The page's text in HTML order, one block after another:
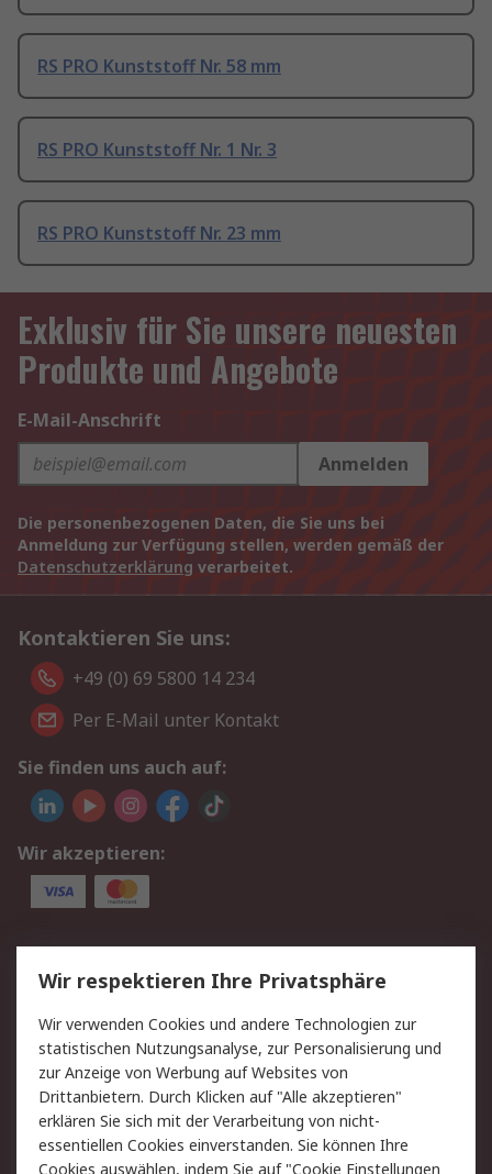
RS PRO Kunststoff Nr. 58 mm
RS PRO Kunststoff Nr. 1 Nr. 3
RS PRO Kunststoff Nr. 23 mm
Exklusiv für Sie unsere neuesten
Produkte und Angebote
E-Mail-Anschrift
Anmelden
Die personenbezogenen Daten, die Sie uns bei
Anmeldung zur Verfügung stellen, werden gemäß der
Datenschutzerklärung verarbeitet.
Kontaktieren Sie uns:
+49 (0) 69 5800 14 234
Per E-Mail unter Kontakt
Sie finden uns auch auf:
Wir akzeptieren:
Service
Value Added Services
Lieferlösungen
Rücksendungen
Kontakt
Hilfe
Privatkunden
Rechtliches
AGB
Datenschutz
Wir respektieren Ihre Privatsphäre
Wir verwenden Cookies und andere Technologien zur
statistischen Nutzungsanalyse, zur Personalisierung und
zur Anzeige von Werbung auf Websites von
Drittanbietern. Durch Klicken auf "Alle akzeptieren"
erklären Sie sich mit der Verarbeitung von nicht-
essentiellen Cookies einverstanden. Sie können Ihre
Cookies auswählen, indem Sie auf "Cookie Einstellungen